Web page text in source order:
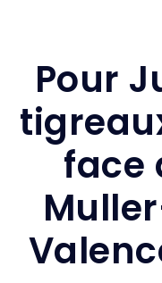
Pour
face